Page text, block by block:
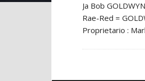
Ja Bob
Rae-Red =
Proprietario :